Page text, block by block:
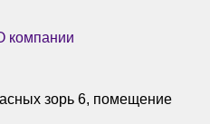
компании
зорь 6, помещение